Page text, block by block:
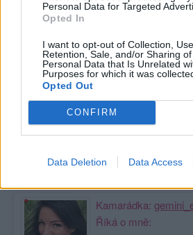
Personal Data for Targeted
Opted In
I want to opt-out of Collection, Use,
Retention, Sale, and/or Sharing
Personal Data that Is Unrelated
Purposes for which it was
Opted Out
CONFIRM
Data Deletion Data Access
Poslední 3 příspěvky
Zobrazit celou mou
Kamarádka:
Říká o mně: